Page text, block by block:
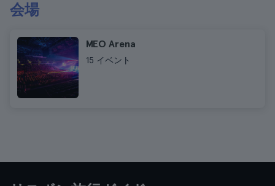
会場
MEO Arena
15 イベント